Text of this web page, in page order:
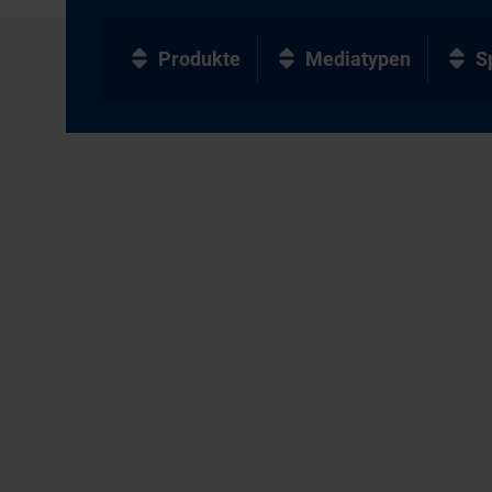
Produkte Mediatypen